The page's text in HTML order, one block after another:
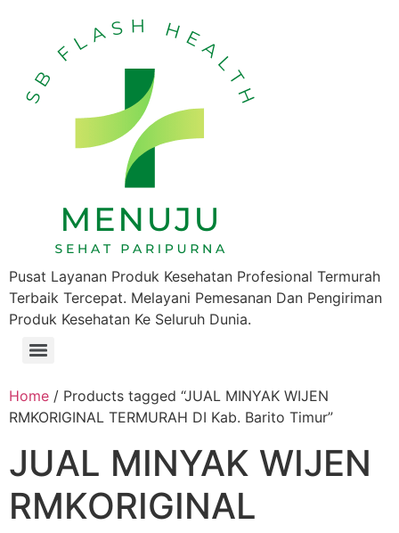
Pusat Layanan Produk Kesehatan Profesional Termurah
Terbaik Tercepat. Melayani Pemesanan Dan Pengiriman
Produk Kesehatan Ke Seluruh Dunia.
Home / Products tagged “JUAL MINYAK WIJEN
RMKORIGINAL TERMURAH DI Kab. Barito Timur”
JUAL MINYAK WIJEN
RMKORIGINAL